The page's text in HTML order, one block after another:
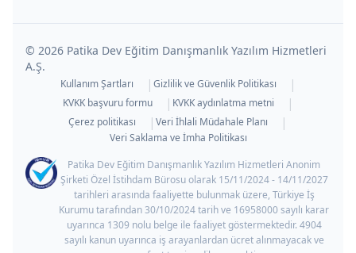
© 2026 Patika Dev Eğitim Danışmanlık Yazılım Hizmetleri
A.Ş.
Kullanım Şartları | Gizlilik ve Güvenlik Politikası |
KVKK başvuru formu | KVKK aydınlatma metni |
Çerez politikası | Veri İhlali Müdahale Planı |
Veri Saklama ve İmha Politikası
Patika Dev Eğitim Danışmanlık Yazılım Hizmetleri Anonim
Şirketi Özel İstihdam Bürosu olarak 15/11/2024 - 14/11/2027
tarihleri arasında faaliyette bulunmak üzere, Türkiye İş
Kurumu tarafından 30/10/2024 tarih ve 16958000 sayılı karar
uyarınca 1309 nolu belge ile faaliyet göstermektedir. 4904
sayılı kanun uyarınca iş arayanlardan ücret alınmayacak ve